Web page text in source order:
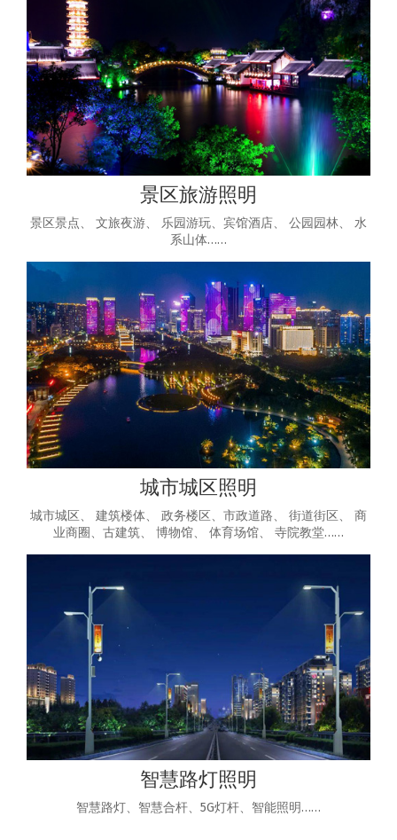
景区旅游照明
景区景点、 文旅夜游、 乐园游玩、宾馆酒店、 公园园林、 水
系山体……
城市城区照明
城市城区、 建筑楼体、 政务楼区、市政道路、 街道街区、 商
业商圈、古建筑、 博物馆、 体育场馆、 寺院教堂……
智慧路灯照明
智慧路灯、智慧合杆、5G灯杆、智能照明……